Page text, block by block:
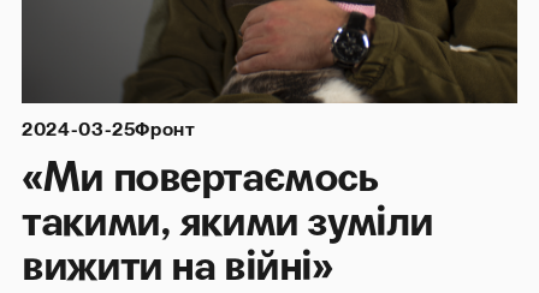
2024-03-25Фронт
«Ми повертаємось
такими, якими зуміли
вижити на війні»